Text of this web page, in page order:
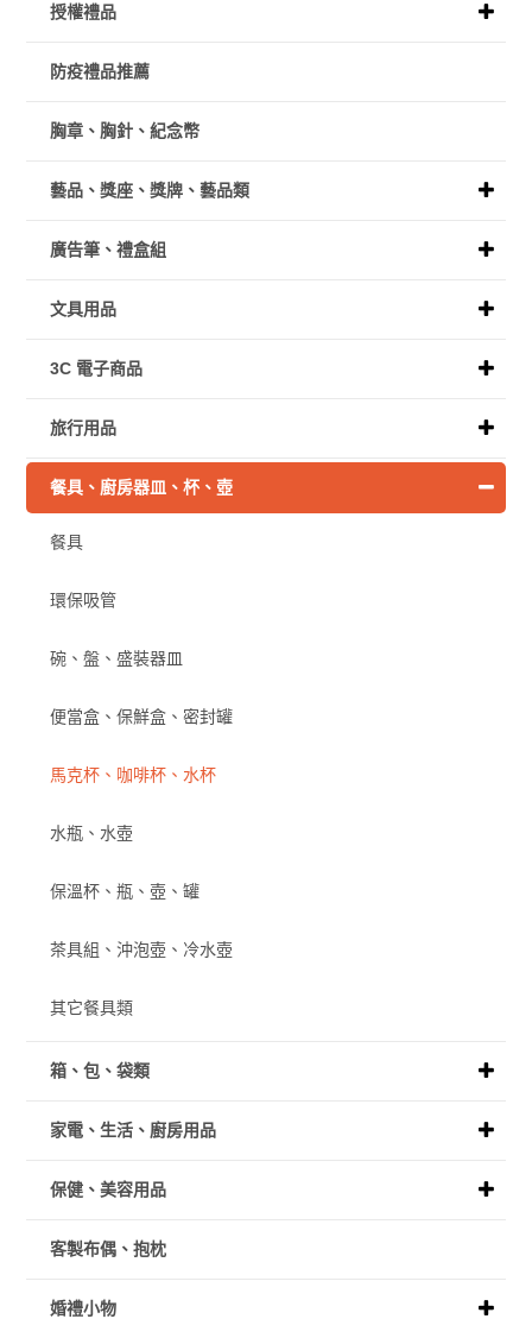
授權禮品
防疫禮品推薦
胸章、胸針、紀念幣
藝品、獎座、獎牌、藝品類
廣告筆、禮盒組
文具用品
3C 電子商品
旅行用品
餐具、廚房器皿、杯、壺
餐具
環保吸管
碗、盤、盛裝器皿
便當盒、保鮮盒、密封罐
馬克杯、咖啡杯、水杯
水瓶、水壺
保溫杯、瓶、壺、罐
茶具組、沖泡壺、冷水壺
其它餐具類
箱、包、袋類
家電、生活、廚房用品
保健、美容用品
客製布偶、抱枕
婚禮小物